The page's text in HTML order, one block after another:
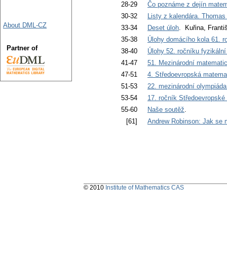
28-29
Čo poznáme z dejín
30-32
Listy z kalendára.
33-34
Deset úloh. Kuřina,
35-38
Úlohy domácího kola 61.
38-40
Úlohy 52. ročníku
41-47
51. Mezinárodní
47-51
4. Středoevropská
51-53
22. mezinárodní
53-54
17. ročník
55-60
Naše soutěž.
[61]
Andrew Robinson: Jak se
About DML-CZ
Partner of
© 2010 Institute of Mathematics CAS